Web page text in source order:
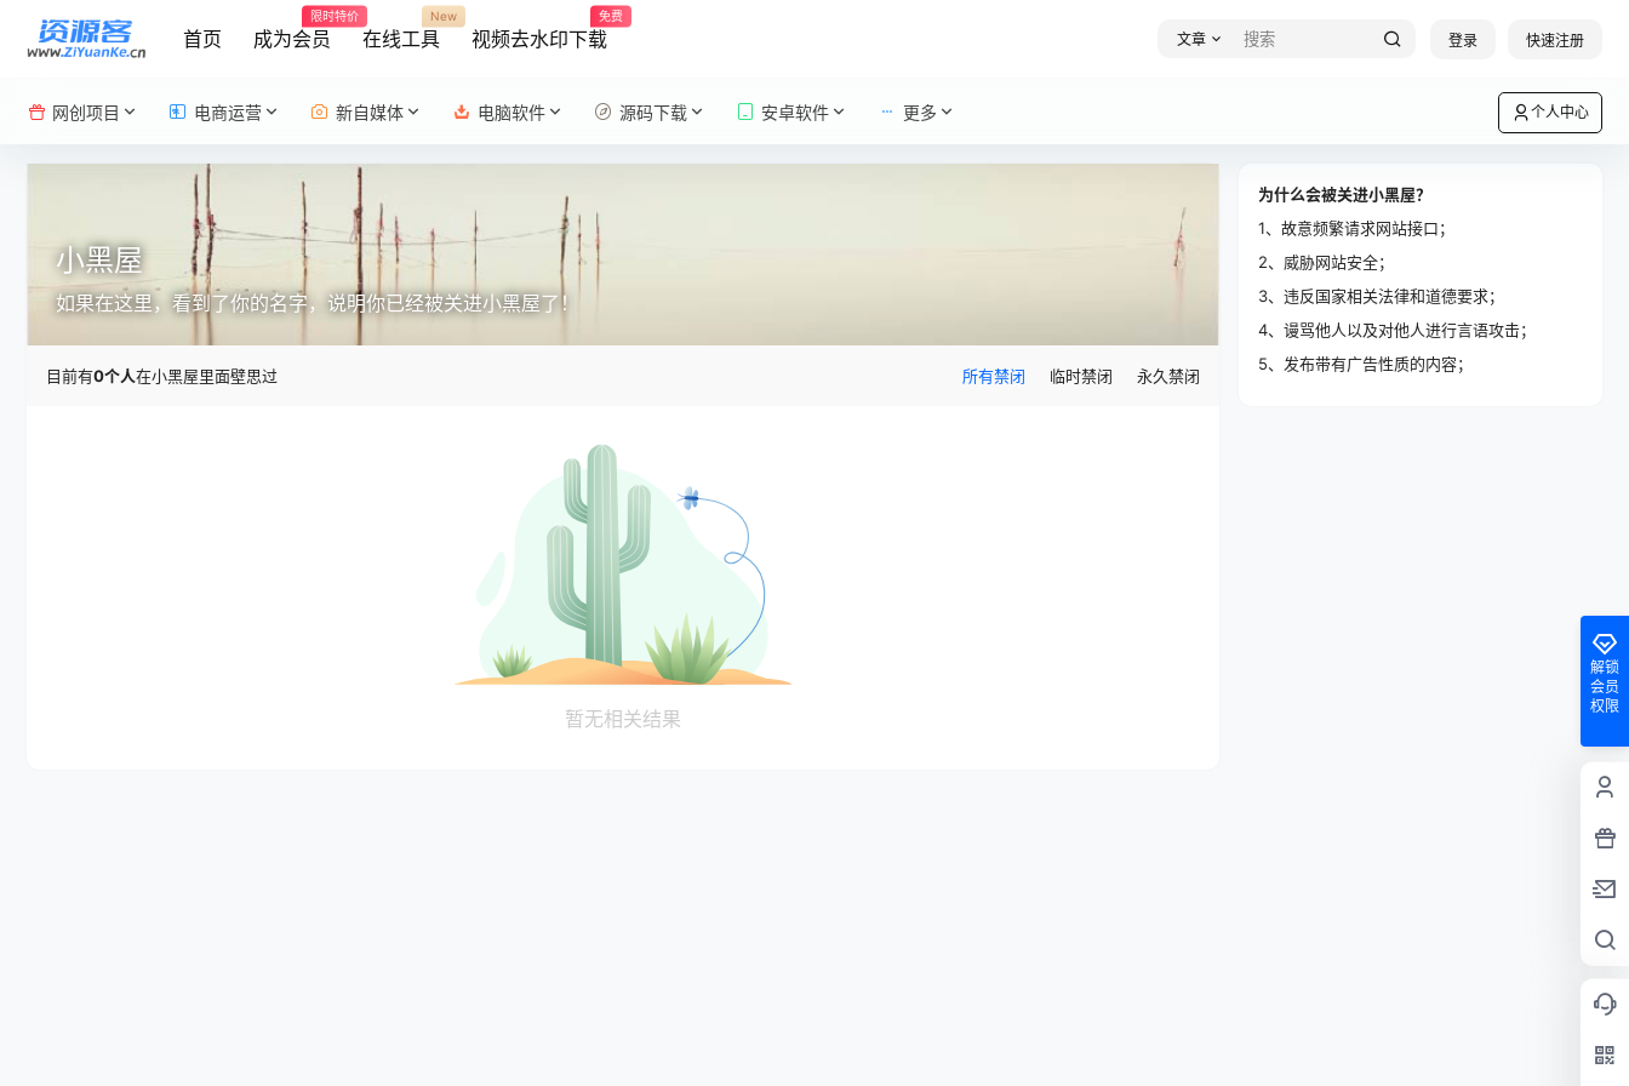
首页 成为会员
限时特价
在线工具
New
视频去水印下载
免费
文章 登录 快速注册
网创项目 电商运营 新自媒体 电脑软件 源码下载 安卓软件 更多 个人中心
小黑屋
如果在这里，看到了你的名字，说明你已经被关进小黑屋了！
目前有0个人在小黑屋里面壁思过 所有禁闭 临时禁闭 永久禁闭
暂无相关结果
为什么会被关进小黑屋？
1、故意频繁请求网站接口；
2、威胁网站安全；
3、违反国家相关法律和道德要求；
4、谩骂他人以及对他人进行言语攻击；
5、发布带有广告性质的内容；
解锁
会员
权限